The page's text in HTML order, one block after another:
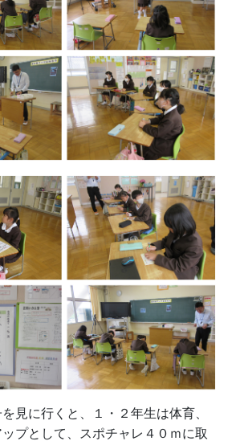
見に行くと、１・２年生は体育、
プとして、スポチャレ４０ｍに取